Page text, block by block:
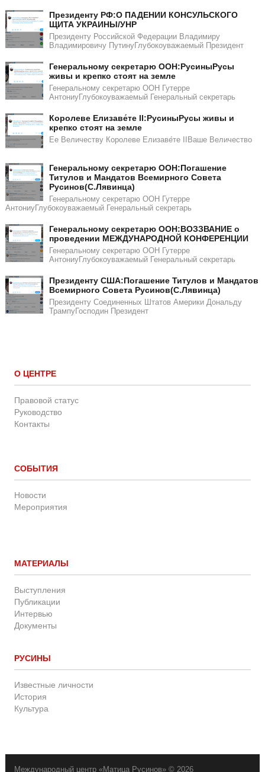
Президенту РФ:О ПАДЕНИИ КОНСУЛЬСКОГО
ЩИТА УКРАИНЫ/УНР​​
Президенту Российской Федерации Владимиру
Владимировичу ПутинуГлубокоуважаемый Президент
Генеральному секретарю ООН:РусиныРусы
живы и крепко стоят на земле
Генеральному секретарю ООН Гутерре
АнтониуГлубокоуважаемый Генеральный секретарь
Королеве Елизаве́те II:РусиныРусы живы и
крепко стоят на земле
Ее Величеству Королеве Елизаве́те IIВаше Величество
Генеральному секретарю ООН:Погашение
Титулов и Мандатов Всемирного Совета
Русинов(С.Лявинца)​​
Генеральному секретарю ООН Гутерре
АнтониуГлубокоуважаемый Генеральный секретарь
Генеральному секретарю ООН:ВОЗЗВАНИЕ о
проведении МЕЖДУНАРОДНОЙ КОНФЕРЕНЦИИ
Генеральному секретарю ООН Гутерре
АнтониуГлубокоуважаемый Генеральный секретарь
​​Президенту США:Погашение Титулов и Мандатов
Всемирного Совета Русинов(С.Лявинца)​
Президенту Соединенных Штатов Америки Дональду
ТрампуГосподин Пpeзидeнт
О ЦЕНТРЕ
Правовой статус
Руководство
Контакты
СОБЫТИЯ
Новости
Мероприятия
МАТЕРИАЛЫ
Выступления
Публикации
Интервью
Документы
РУСИНЫ
Известные личности
История
Культура
Международный центр «Матица Русинов» © 2026